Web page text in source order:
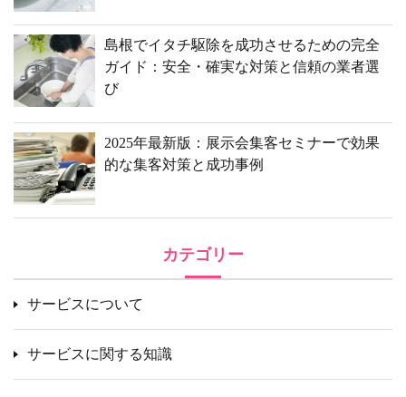
島根でイタチ駆除を成功させるための完全
ガイド：安全・確実な対策と信頼の業者選
び
2025年最新版：展示会集客セミナーで効果
的な集客対策と成功事例
カテゴリー
サービスについて
サービスに関する知識